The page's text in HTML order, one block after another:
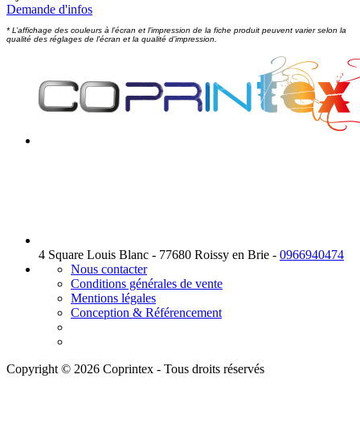
Demande d'infos
* L’affichage des couleurs à l’écran et l’impression de la fiche produit peuvent varier selon la
qualité des réglages de l’écran et la qualité d’impression.
4 Square Louis Blanc - 77680 Roissy en Brie - 0966940474
Nous contacter
Conditions générales de vente
Mentions légales
Conception & Référencement
Copyright © 2026 Coprintex - Tous droits réservés